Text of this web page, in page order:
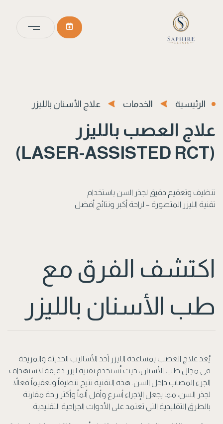
الرئيسية الخدمات علاج الأسنان بالليزر
علاج العصب بالليزر
(LASER-ASSISTED RCT)
تنظيف وتعقيم دقيق لجذر السن باستخدام
تقنية الليزر المتطورة – لراحة أكبر ونتائج أفضل
اكتشف الفرق مع
طب الأسنان بالليزر
يُعد علاج العصب بمساعدة الليزر أحد الأساليب الحديثة والمريحة
في مجال طب الأسنان، حيث تُستخدم تقنية ليزر دقيقة لاستهداف
الجزء المصاب داخل السن. هذه التقنية تتيح تنظيفاً وتعقيماً فعالاً
لجذر السن، مما يجعل الإجراء أسرع وأقل ألماً وأكثر راحة مقارنة
بالطرق التقليدية التي تعتمد على الأدوات الجراحية التقليدية.